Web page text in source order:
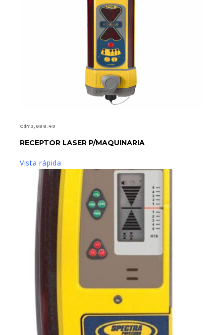
C$73,688.49
AÑADIR AL CARRITO
RECEPTOR LASER P/MAQUINARIA
Vista rápida